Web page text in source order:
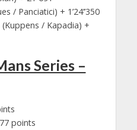
/ Panciatici) + 1’24’’350
/ Kapadia) +
Series –
points